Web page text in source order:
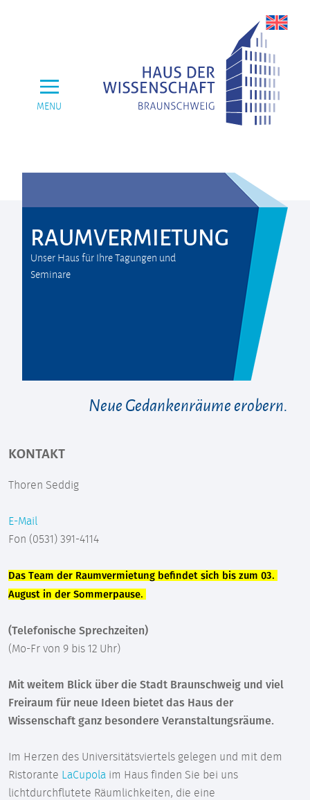
MENU
RAUMVERMIETUNG
Unser Haus für Ihre Tagungen und
Seminare
Neue Gedankenräume erobern.
KONTAKT
Thoren Seddig
E-Mail
Fon (0531) 391-4114
Das Team der Raumvermietung befindet sich bis zum 03.
August in der Sommerpause.
(Telefonische Sprechzeiten)
(Mo-Fr von 9 bis 12 Uhr)
Mit weitem Blick über die Stadt Braunschweig und viel
Freiraum für neue Ideen bietet das Haus der
Wissenschaft ganz besondere Veranstaltungsräume.
Im Herzen des Universitätsviertels gelegen und mit dem
Ristorante
LaCupola im Haus finden Sie bei uns
lichtdurchflutete Räumlichkeiten, die eine